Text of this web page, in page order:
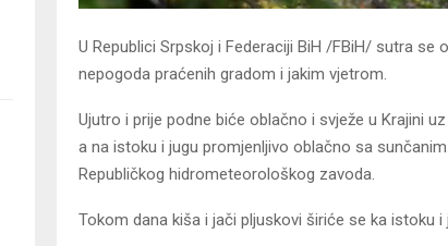
U Republici Srpskoj i Federaciji BiH /FBiH/ sutra se
nepogoda praćenih gradom i jakim vjetrom.
Ujutro i prije podne biće oblačno i svježe u Krajini
a na istoku i jugu promjenljivo oblačno sa
Republičkog hidrometeorološkog zavoda.
Tokom dana kiša i jači pljuskovi širiće se ka istoku i